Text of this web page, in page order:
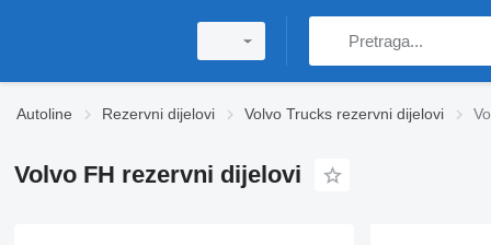
Autoline Rezervni dijelovi Volvo Trucks rezervni dijelovi
Volvo FH rezervni dijelovi